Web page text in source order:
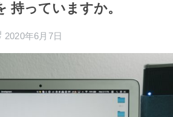
持っていますか。
2020年6月7日